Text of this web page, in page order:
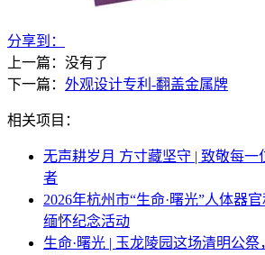
分享到：
上一篇：没有了
下一篇： 外观设计专利-翻盖金属牌
相关项目：
无声耕岁月 方寸藏坚守 | 致敬每一
者
2026年杭州市“生命·曙光”人体器
缅怀纪念活动
生命·曙光 | 玉龙陵园这场清明公